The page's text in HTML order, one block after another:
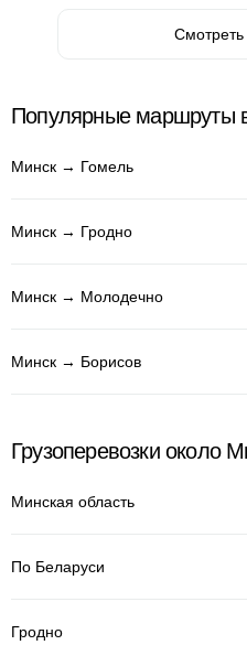
Смотреть
Популярные маршруты
Минск → Гомель
Минск → Гродно
Минск → Молодечно
Минск → Борисов
Грузоперевозки около
Минская область
По Беларуси
Гродно